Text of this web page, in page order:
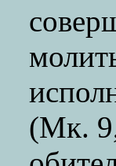
(Мк.